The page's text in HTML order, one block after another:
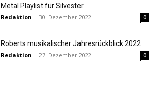
Metal Playlist für Silvester
Redaktion - 30. Dezember 2022 0
Roberts musikalischer Jahresrückblick 2022
Redaktion - 27. Dezember 2022 0